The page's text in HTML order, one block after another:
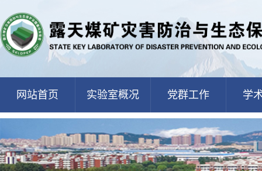
网站首页 实验室概况 党群工作 学